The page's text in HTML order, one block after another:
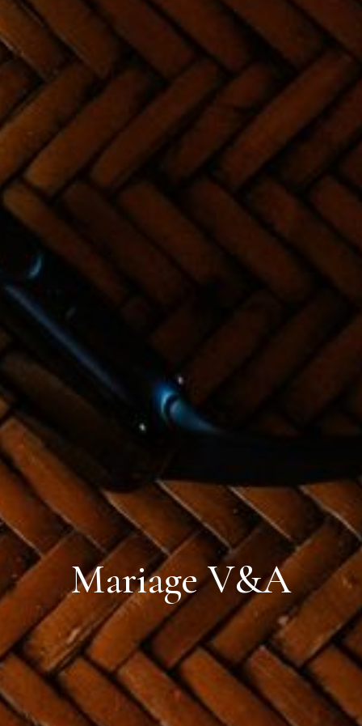
Mariage V&A